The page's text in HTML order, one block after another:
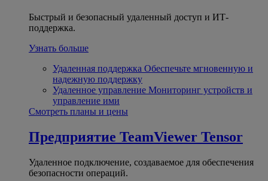
Быстрый и безопасный удаленный доступ и ИТ-
поддержка.
Узнать больше
Удаленная поддержка Обеспечьте мгновенную и
надежную поддержку
Удаленное управление Мониторинг устройств и
управление ими
Смотреть планы и цены
Предприятие TeamViewer Tensor
Удаленное подключение, создаваемое для обеспечения
безопасности операций.